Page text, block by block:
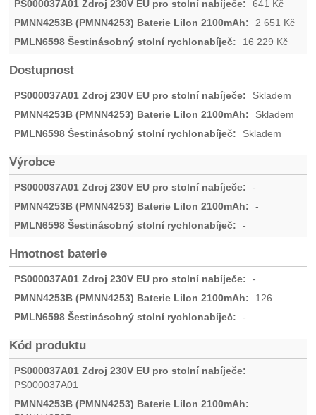
641
Kč
2 651 Kč
16 229 Kč
Dostupnost
Skladem
Skladem
Skladem
Výrobce
-
-
-
Hmotnost baterie
-
126
-
Kód produktu
PS000037A01